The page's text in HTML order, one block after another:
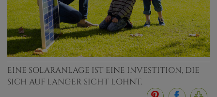
EINE SOLARANLAGE IST EINE INVESTITION, DIE
SICH AUF LANGER SICHT LOHNT.